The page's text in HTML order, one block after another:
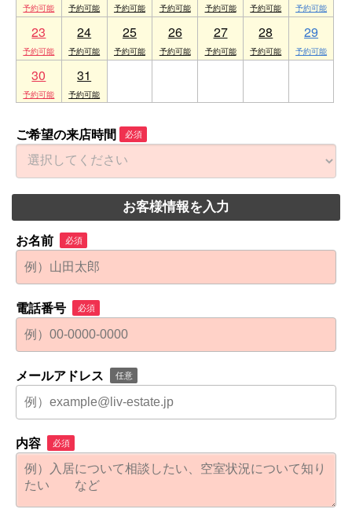
23 24 25 26 27 28 29
30 31
ご希望の来店時間 必須
お客様情報を入力
お名前 必須
電話番号 必須
メールアドレス 任意
内容 必須